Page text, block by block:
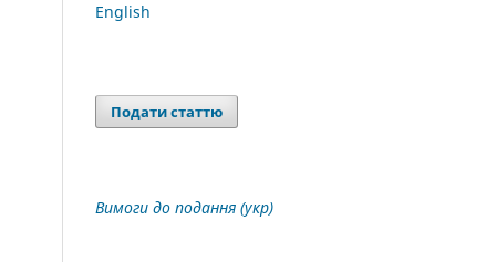
English
Подати статтю
Вимоги до подання (укр)